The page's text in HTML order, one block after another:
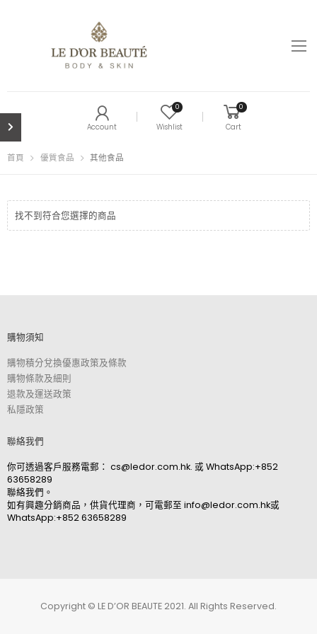
Account
0
Wishlist
0
Cart
首頁 優質食品 其他食品
找不到符合您選擇的商品
購物須知
購物積分兌換優惠政策及條款
購物條款及細則
退款及運送政策
私隱政策
聯絡我們
你可透過客戶服務電郵： cs@ledor.com.hk. 或 WhatsApp:+852
63658289
聯絡我們。
如有興趣分銷商品，供貨代理商，可電郵至 info@ledor.com.hk或
WhatsApp:+852 63658289
Copyright © LE D’OR BEAUTE 2021. All Rights Reserved.